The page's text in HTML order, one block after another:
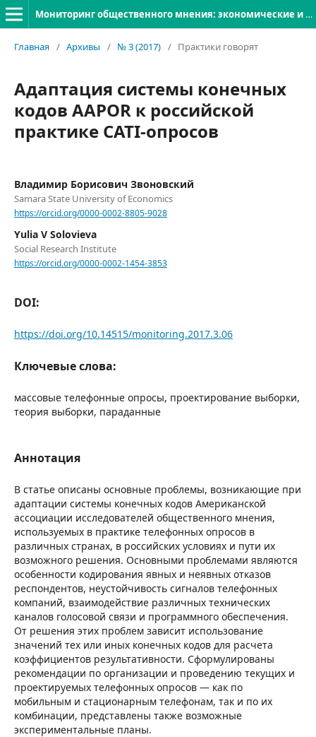
Мониторинг общественного мнения: экономические и социальные перемены
Главная / Архивы / № 3 (2017) / Практики говорят
Адаптация системы конечных
кодов AAPOR к российской
практике CATI-опросов
Владимир Борисович Звоновский
Samara State University of Economics
https://orcid.org/0000-0002-8805-9028
Yulia V Solovieva
Social Research Institute
https://orcid.org/0000-0002-1454-3853
DOI:
https://doi.org/10.14515/monitoring.2017.3.06
Ключевые слова:
массовые телефонные опросы, проектирование выборки,
теория выборки, параданные
Аннотация
В статье описаны основные проблемы, возникающие при
адаптации системы конечных кодов Американской
ассоциации исследователей общественного мнения,
используемых в практике телефонных опросов в
различных странах, в российских условиях и пути их
возможного решения. Основными проблемами являются
особенности кодирования явных и неявных отказов
респондентов, неустойчивость сигналов телефонных
компаний, взаимодействие различных технических
каналов голосовой связи и программного обеспечения.
От решения этих проблем зависит использование
значений тех или иных конечных кодов для расчета
коэффициентов результативности. Сформулированы
рекомендации по организации и проведению текущих и
проектируемых телефонных опросов — как по
мобильным и стационарным телефонам, так и по их
комбинации, представлены также возможные
экспериментальные планы.